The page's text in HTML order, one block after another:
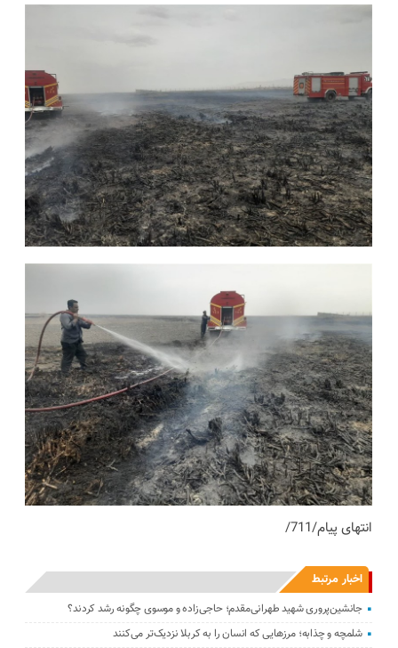
انتهای پیام/711/
اخبار مرتبط
جانشین‌پروری شهید طهرانی‌مقدم؛ حاجی‌زاده و موسوی چگونه رشد کردند؟
شلمچه و چذابه؛ مرزهایی که انسان را به کربلا نزدیک‌تر می‌کنند